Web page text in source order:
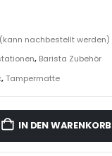
nachbestellt werden)
, Barista Zubehör
,Tampermatte
IN DEN WARENKORB